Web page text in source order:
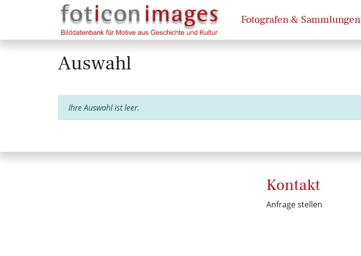
Fotografen & Sammlungen
Auswahl
Ihre Auswahl ist leer.
Kontakt
Anfrage stellen